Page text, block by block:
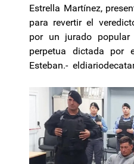
Estrella Martínez,
para revertir el
por un jurado
perpetua dictada por
Esteban.-